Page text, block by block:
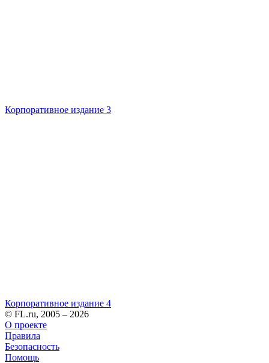
Корпоративное издание 3
Корпоративное издание 4
© FL.ru, 2005 – 2026
О проекте
Правила
Безопасность
Помощь